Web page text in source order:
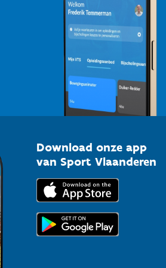
Download onze app
van Sport Vlaanderen